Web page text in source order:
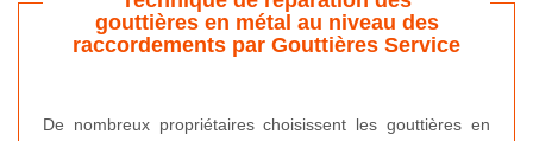
gouttières en métal au niveau des
raccordements par Gouttières Service
De nombreux propriétaires choisissent les gouttières en